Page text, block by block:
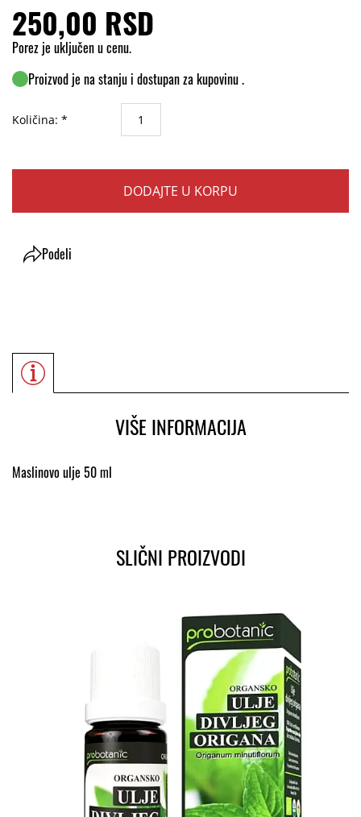
250,00 RSD
Porez je uključen u cenu.
Proizvod je na stanju i dostupan za kupovinu .
Količina: *
DODAJTE U KORPU
Podeli
VIŠE INFORMACIJA
Maslinovo ulje 50 ml
SLIČNI PROIZVODI